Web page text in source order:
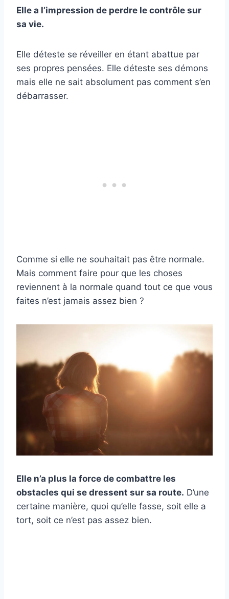
Elle a l’impression de perdre le contrôle sur
sa vie.
Elle déteste se réveiller en étant abattue par
ses propres pensées. Elle déteste ses démons
mais elle ne sait absolument pas comment s’en
débarrasser.
Comme si elle ne souhaitait pas être normale.
Mais comment faire pour que les choses
reviennent à la normale quand tout ce que vous
faites n’est jamais assez bien ?
Elle n’a plus la force de combattre les
obstacles qui se dressent sur sa route. D’une
certaine manière, quoi qu’elle fasse, soit elle a
tort, soit ce n’est pas assez bien.